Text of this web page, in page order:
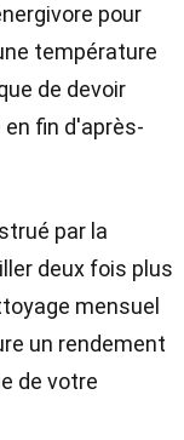
pour
température
de devoir
fin d'après-
par la
deux fois plus
mensuel
un rendement
de votre